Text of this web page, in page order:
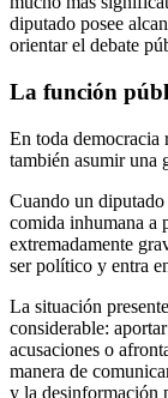
diputado posee
orientar el debate
La función
En toda democracia
también asumir una
Cuando un
comida inhumana a
extremadamente
ser político y entra
La situación
considerable:
acusaciones o
manera de
y la desinformación